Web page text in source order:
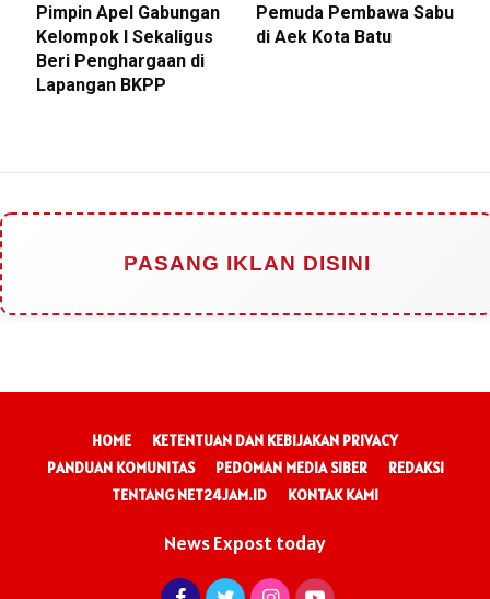
Pimpin Apel Gabungan
Kelompok I Sekaligus
Beri Penghargaan di
Lapangan BKPP
Pemuda Pembawa Sabu
di Aek Kota Batu
PASANG IKLAN DISINI
HOME
KETENTUAN DAN KEBIJAKAN PRIVACY
PANDUAN KOMUNITAS
PEDOMAN MEDIA SIBER
REDAKSI
TENTANG NET24JAM.ID
KONTAK KAMI
News Expost today